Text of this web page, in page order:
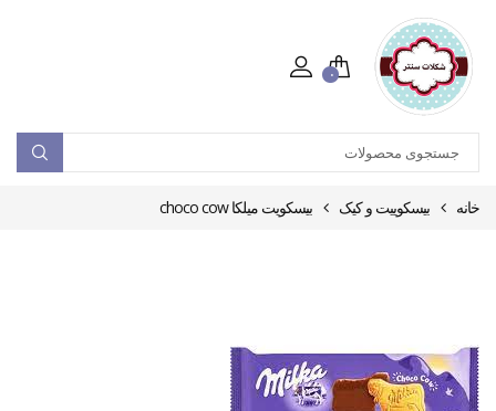
۰
خانه بیسکوییت و کیک بیسکویت میلکا choco cow